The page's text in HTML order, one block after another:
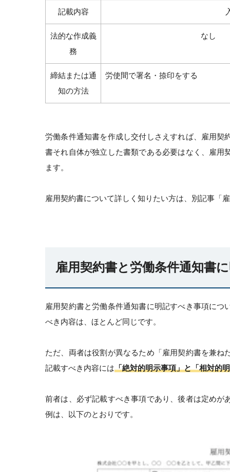
記載内容
法的な作成義
務
なし
締結または通
知の方法
労使間で署名・捺印をする
労働条件通知書を作成し交付しさえすれば、雇用
書それ自体が独立した書類である必要はなく、雇
ます。
雇用契約書について詳しく知りたい方は、別記事「
雇用契約書と労働条件通知書
雇用契約書と労働条件通知書に明記すべき事項に
べき内容は、ほとんど同じです。
ただ、両者は役割が異なるため「雇用契約書を兼
記載すべき内容には「絶対的明示事項」と「相対的
前者は、必ず記載すべき事項であり、後者は定め
例は、以下のとおりです。